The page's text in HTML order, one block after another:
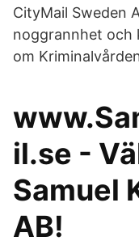
CityMail Sweden
noggrannhet och
om
il.se -
Samuel
AB!